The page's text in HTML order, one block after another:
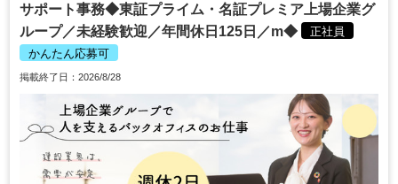
サポート事務◆東証プライム・名証プレミア上場企業グ
ループ／未経験歓迎／年間休日125日／m◆
正社員
かんたん応募可
掲載終了日：2026/8/28